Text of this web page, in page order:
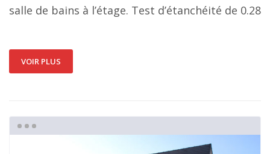
salle de bains à l’étage. Test d’étanchéité de 0.28
VOIR PLUS